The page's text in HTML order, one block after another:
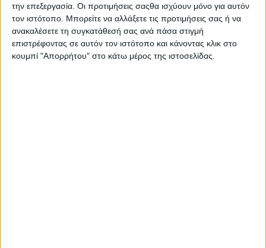
την επεξεργασία. Οι προτιμήσεις σαςθα ισχύουν μόνο για αυτόν
τον ιστότοπο. Μπορείτε να αλλάξετε τις προτιμήσεις σας ή να
ανακαλέσετε τη συγκατάθεσή σας ανά πάσα στιγμή
επιστρέφοντας σε αυτόν τον ιστότοπο και κάνοντας κλικ στο
κουμπί "Απορρήτου" στο κάτω μέρος της ιστοσελίδας.
ΚΟΙΝΟΠΟΊΗΣΗ
TagsΑυτοδιοίκηση